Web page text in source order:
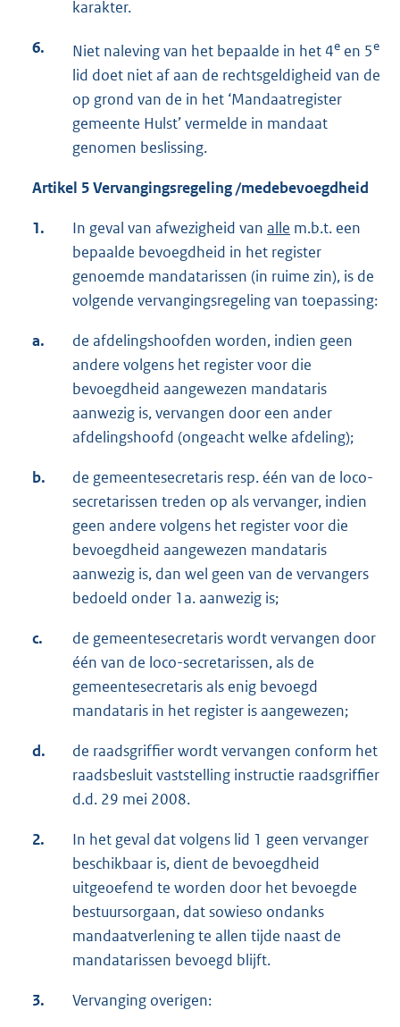
karakter.
6. Niet naleving van het bepaalde in het 4e en 5e
lid doet niet af aan de rechtsgeldigheid van de
op grond van de in het ‘Mandaatregister
gemeente Hulst’ vermelde in mandaat
genomen beslissing.
Artikel 5 Vervangingsregeling /medebevoegdheid
1. In geval van afwezigheid van alle m.b.t. een
bepaalde bevoegdheid in het register
genoemde mandatarissen (in ruime zin), is de
volgende vervangingsregeling van toepassing:
a.
de afdelingshoofden worden, indien geen
andere volgens het register voor die
bevoegdheid aangewezen mandataris
aanwezig is, vervangen door een ander
afdelingshoofd (ongeacht welke afdeling);
b.
de gemeentesecretaris resp. één van de loco-
secretarissen treden op als vervanger, indien
geen andere volgens het register voor die
bevoegdheid aangewezen mandataris
aanwezig is, dan wel geen van de vervangers
bedoeld onder 1a. aanwezig is;
c.
de gemeentesecretaris wordt vervangen door
één van de loco-secretarissen, als de
gemeentesecretaris als enig bevoegd
mandataris in het register is aangewezen;
d.
de raadsgriffier wordt vervangen conform het
raadsbesluit vaststelling instructie raadsgriffier
d.d. 29 mei 2008.
2.
In het geval dat volgens lid 1 geen vervanger
beschikbaar is, dient de bevoegdheid
uitgeoefend te worden door het bevoegde
bestuursorgaan, dat sowieso ondanks
mandaatverlening te allen tijde naast de
mandatarissen bevoegd blijft.
3. Vervanging overigen: